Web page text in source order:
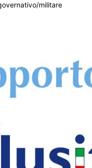
militare